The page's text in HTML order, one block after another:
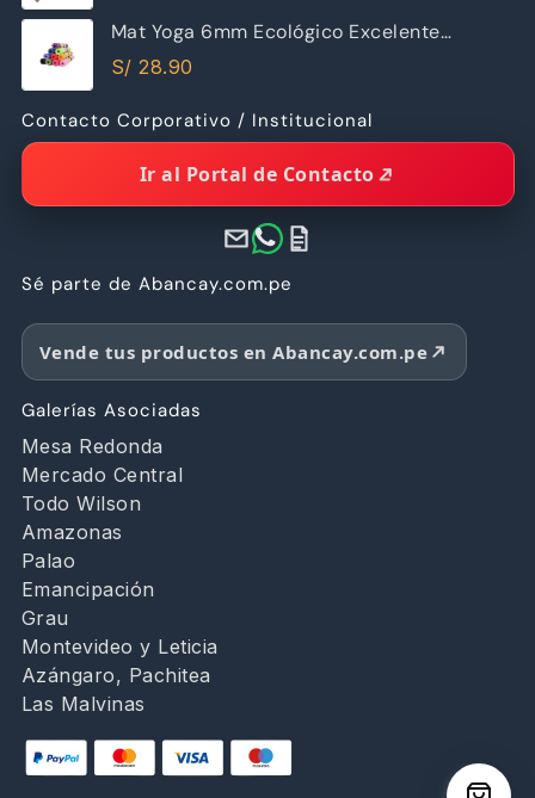
Mat Yoga 6mm Ecológico Excelente
Calidad
S/ 28.90
Contacto Corporativo / Institucional
Ir al Portal de Contacto
Sé parte de Abancay.com.pe
Vende tus productos en Abancay.com.pe
Galerías Asociadas
Mesa Redonda
Mercado Central
Todo Wilson
Amazonas
Palao
Emancipación
Grau
Montevideo y Leticia
Azángaro, Pachitea
Las Malvinas